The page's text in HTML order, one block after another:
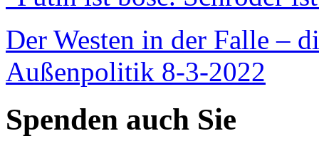
Der Westen in der Falle –
Außenpolitik 8-3-2022
Spenden auch Sie